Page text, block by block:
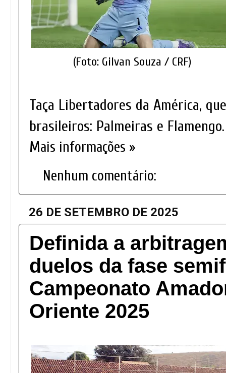
(Foto: Gilvan Souza / CRF)
Taça Libertadores da América,
brasileiros: Palmeiras e Flamengo.
Mais informações »
Nenhum comentário:
26 DE SETEMBRO DE 2025
Definida a
duelos da fase
Campeonato
Oriente 2025